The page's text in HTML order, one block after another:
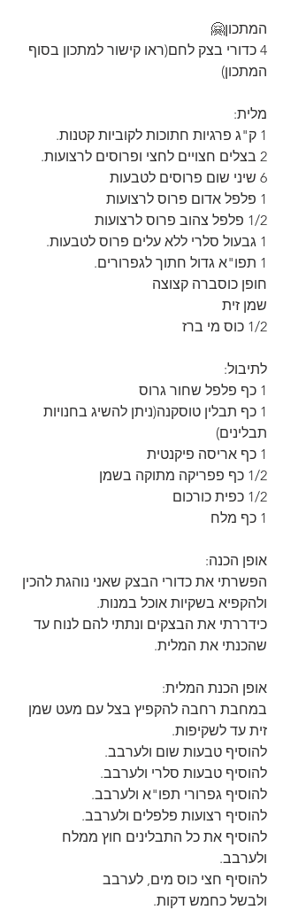
המתכון🤗
4 כדורי בצק לחם(ראו קישור למתכון בסוף
המתכון)
מלית:
1 ק"ג פרגיות חתוכות לקוביות קטנות.
2 בצלים חצויים לחצי ופרוסים לרצועות.
6 שיני שום פרוסים לטבעות
1 פלפל אדום פרוס לרצועות
1/2 פלפל צהוב פרוס לרצועות
1 גבעול סלרי ללא עלים פרוס לטבעות.
1 תפו"א גדול חתוך לגפרורים.
חופן כוסברה קצוצה
שמן זית
1/2 כוס מי ברז
לתיבול:
1 כף פלפל שחור גרוס
1 כף תבלין טוסקנה(ניתן להשיג בחנויות
תבלינים)
1 כף אריסה פיקנטית
1/2 כף פפריקה מתוקה בשמן
1/2 כפית כורכום
1 כף מלח
אופן הכנה:
הפשרתי את כדורי הבצק שאני נוהגת להכין
ולהקפיא בשקיות אוכל במנות.
כידררתי את הבצקים ונתתי להם לנוח עד
שהכנתי את המלית.
אופן הכנת המלית:
במחבת רחבה להקפיץ בצל עם מעט שמן
זית עד לשקיפות.
להוסיף טבעות שום ולערבב.
להוסיף טבעות סלרי ולערבב.
להוסיף גפרורי תפו"א ולערבב.
להוסיף רצועות פלפלים ולערבב.
להוסיף את כל התבלינים חוץ ממלח
ולערבב.
להוסיף חצי כוס מים, לערבב
ולבשל כחמש דקות.